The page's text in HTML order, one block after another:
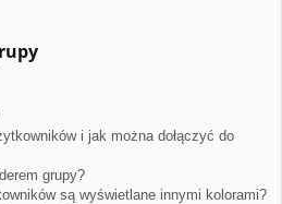
i jak można dołączyć do
grupy?
są wyświetlane innymi kolorami?